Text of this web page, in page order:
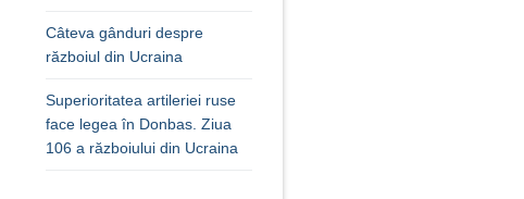
Câteva gânduri despre
războiul din Ucraina
Superioritatea artileriei ruse
face legea în Donbas. Ziua
106 a războiului din Ucraina